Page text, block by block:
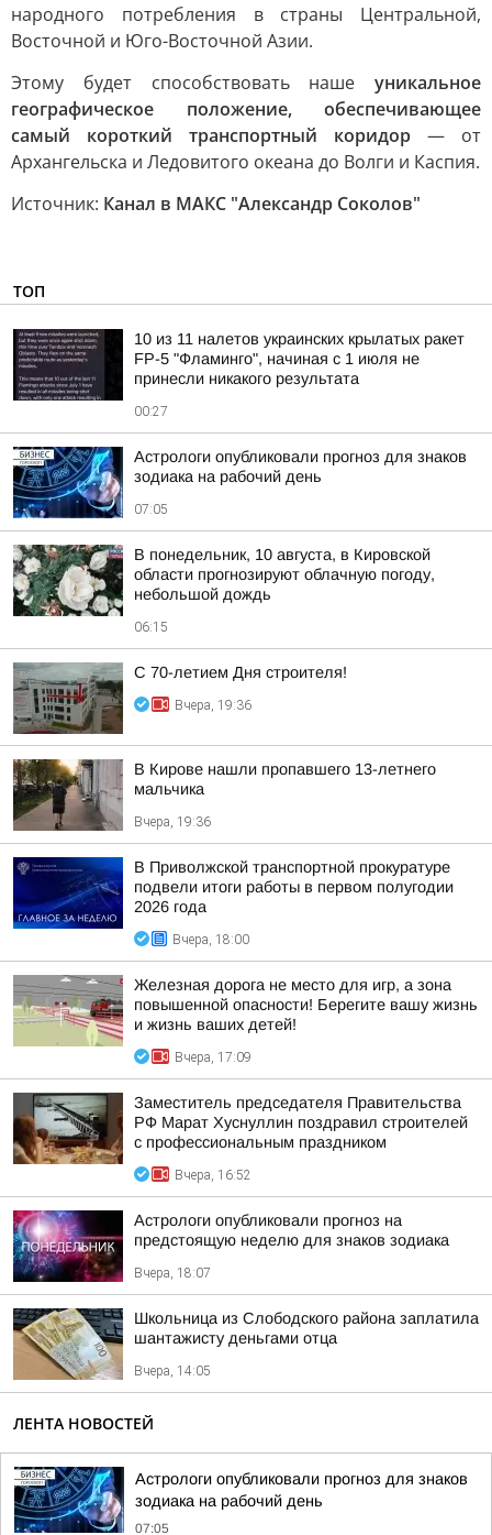
народного потребления в страны Центральной,
Восточной и Юго-Восточной Азии.
Этому будет способствовать наше уникальное
географическое положение, обеспечивающее
самый короткий транспортный коридор — от
Архангельска и Ледовитого океана до Волги и Каспия.
Источник: Канал в МАКС "Александр Соколов"
ТОП
10 из 11 налетов украинских крылатых ракет
FP-5 "Фламинго", начиная с 1 июля не
принесли никакого результата
00:27
Астрологи опубликовали прогноз для знаков
зодиака на рабочий день
07:05
В понедельник, 10 августа, в Кировской
области прогнозируют облачную погоду,
небольшой дождь
06:15
С 70-летием Дня строителя!
Вчера, 19:36
В Кирове нашли пропавшего 13-летнего
мальчика
Вчера, 19:36
В Приволжской транспортной прокуратуре
подвели итоги работы в первом полугодии
2026 года
Вчера, 18:00
Железная дорога не место для игр, а зона
повышенной опасности! Берегите вашу жизнь
и жизнь ваших детей!
Вчера, 17:09
Заместитель председателя Правительства
РФ Марат Хуснуллин поздравил строителей
с профессиональным праздником
Вчера, 16:52
Астрологи опубликовали прогноз на
предстоящую неделю для знаков зодиака
Вчера, 18:07
Школьница из Слободского района заплатила
шантажисту деньгами отца
Вчера, 14:05
ЛЕНТА НОВОСТЕЙ
Астрологи опубликовали прогноз для знаков
зодиака на рабочий день
07:05